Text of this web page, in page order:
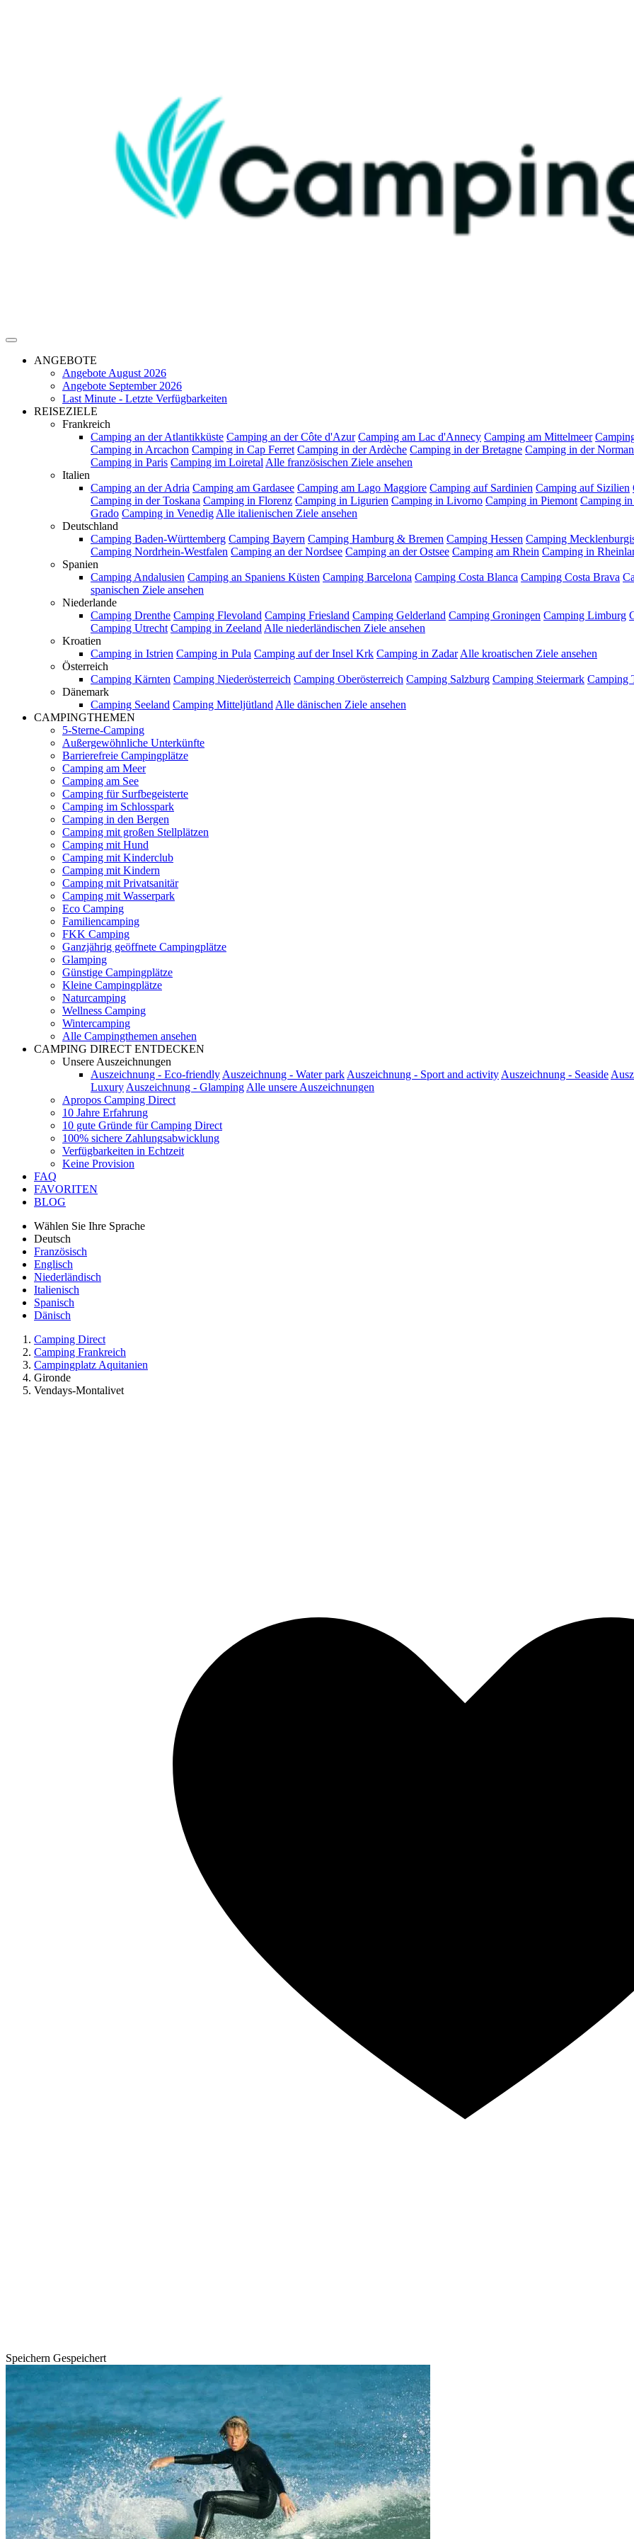
ANGEBOTE
Angebote August 2026
Angebote September 2026
Last Minute - Letzte Verfügbarkeiten
REISEZIELE
Frankreich
Camping an der Atlantikküste Camping an der Côte d'Azur Camping am Lac d'Annecy Camping am Mittelmeer
Camping in Arcachon Camping in Cap Ferret Camping in der Ardèche Camping in der Bretagne Camping in der
Camping in Paris Camping im Loiretal Alle französischen Ziele ansehen
Italien
Camping an der Adria Camping am Gardasee Camping am Lago Maggiore Camping auf Sardinien Camping auf Sizilien
Camping in der Toskana Camping in Florenz Camping in Ligurien Camping in Livorno Camping in Piemont Camping in
Grado Camping in Venedig Alle italienischen Ziele ansehen
Deutschland
Camping Baden-Württemberg Camping Bayern Camping Hamburg & Bremen Camping Hessen Camping
Camping Nordrhein-Westfalen Camping an der Nordsee Camping an der Ostsee Camping am Rhein Camping in
Spanien
Camping Andalusien Camping an Spaniens Küsten Camping Barcelona Camping Costa Blanca Camping Costa Brava
spanischen Ziele ansehen
Niederlande
Camping Drenthe Camping Flevoland Camping Friesland Camping Gelderland Camping Groningen Camping Limburg
Camping Utrecht Camping in Zeeland Alle niederländischen Ziele ansehen
Kroatien
Camping in Istrien Camping in Pula Camping auf der Insel Krk Camping in Zadar Alle kroatischen Ziele ansehen
Österreich
Camping Kärnten Camping Niederösterreich Camping Oberösterreich Camping Salzburg Camping Steiermark Camping
Dänemark
Camping Seeland Camping Mitteljütland Alle dänischen Ziele ansehen
CAMPINGTHEMEN
5-Sterne-Camping
Außergewöhnliche Unterkünfte
Barrierefreie Campingplätze
Camping am Meer
Camping am See
Camping für Surfbegeisterte
Camping im Schlosspark
Camping in den Bergen
Camping mit großen Stellplätzen
Camping mit Hund
Camping mit Kinderclub
Camping mit Kindern
Camping mit Privatsanitär
Camping mit Wasserpark
Eco Camping
Familiencamping
FKK Camping
Ganzjährig geöffnete Campingplätze
Glamping
Günstige Campingplätze
Kleine Campingplätze
Naturcamping
Wellness Camping
Wintercamping
Alle Campingthemen ansehen
CAMPING DIRECT ENTDECKEN
Unsere Auszeichnungen
Auszeichnung - Eco-friendly Auszeichnung - Water park Auszeichnung - Sport and activity Auszeichnung - Seaside
Luxury Auszeichnung - Glamping Alle unsere Auszeichnungen
Apropos Camping Direct
10 Jahre Erfahrung
10 gute Gründe für Camping Direct
100% sichere Zahlungsabwicklung
Verfügbarkeiten in Echtzeit
Keine Provision
FAQ
FAVORITEN
BLOG
Wählen Sie Ihre Sprache
Deutsch
Französisch
Englisch
Niederländisch
Italienisch
Spanisch
Dänisch
Camping Direct
Camping Frankreich
Campingplatz Aquitanien
Gironde
Vendays-Montalivet
Speichern Gespeichert